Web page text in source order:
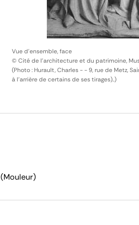
Vue d'ensemble, face
© Cité de l'architecture et du patrimoine,
(Photo : Hurault, Charles - - 9, rue de Metz,
à l'arrière de certains de ses tirages)..)
(Mouleur)